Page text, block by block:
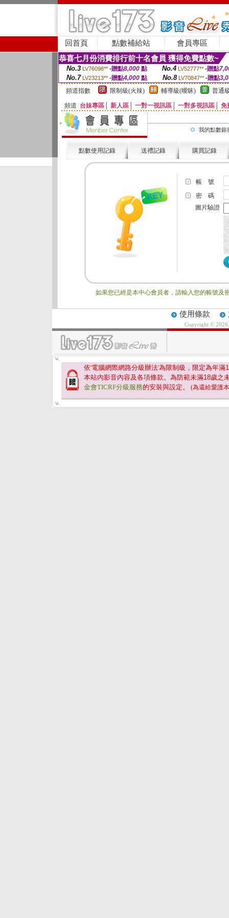
回首頁 點數補給站 會員專區
恭喜七月份消費排行前十名會員 獲得免費點數~
No.3 LV76098** -贈點8,000點 No.4 LV52777** -贈點
No.7 LV23213** -贈點4,000 點 No.8 LV70847** -贈點
頻道指數
限制級(火辣) 輔導級(曖昧) 普通
頻道 台妹專區 新人區 一對一視訊區 一對多視訊區 免
我的點數銀
點數使用記錄 送禮記錄 購買記錄
帳 號
密 碼
圖片驗證
如果您已經是本中心會員者，請輸入您的帳號及
使用條款
Copyright ©
依'電腦網際網路分級辦法'為限制級，限定為年滿
本站內影音內容及各項條款。為防範未滿18歲之
金會TICRF分級服務的安裝與設定。 (為還給愛護